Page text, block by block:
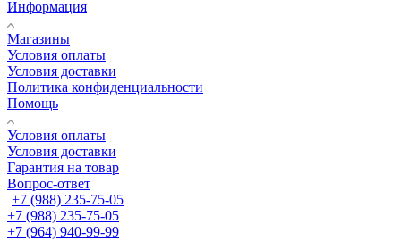
Информация
Магазины
Условия оплаты
Условия доставки
Политика конфиденциальности
Помощь
Условия оплаты
Условия доставки
Гарантия на товар
Вопрос-ответ
+7 (988) 235-75-05
+7 (988) 235-75-05
+7 (964) 940-99-99